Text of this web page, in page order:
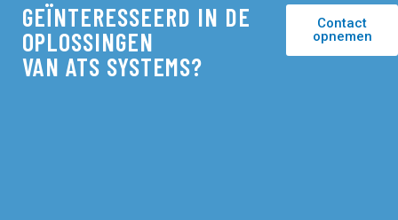
GEÏNTERESSEERD IN DE
OPLOSSINGEN
VAN ATS SYSTEMS?
Contact
opnemen